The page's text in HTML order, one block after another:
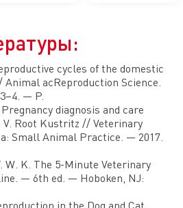
cycles of the domestic
асReproduction Science.
— P.
diagnosis and care
Root Kustritz // Veterinary
Small Animal Practice. — 2017.
W. K. The 5-Minute Veterinary
— 6th ed. — Hoboken, NJ:
in the Dog and Cat.